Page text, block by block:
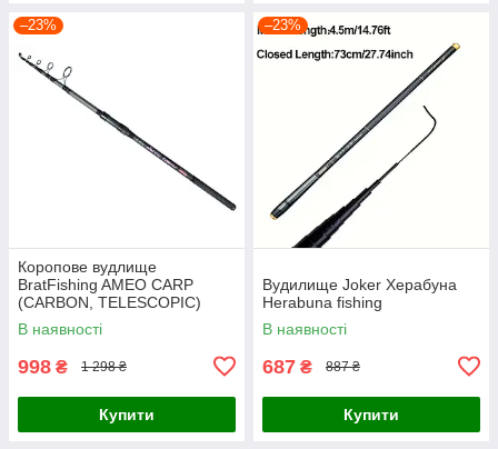
–23%
Коропове вудлище
BratFishing AMEO CARP
(CARBON, TELESCOPIC)
3.00 m / 120-220 g.
В наявності
998 ₴ 1 298 ₴
Купити
–23%
Вудилище Joker Херабуна
Herabuna fishing
В наявності
687 ₴ 887 ₴
Купити